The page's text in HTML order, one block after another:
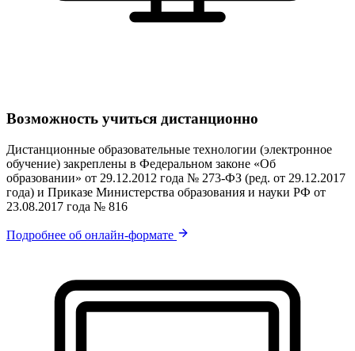
Возможность учиться дистанционно
Дистанционные образовательные технологии (электронное
обучение) закреплены в Федеральном законе «Об
образовании» от 29.12.2012 года № 273-ФЗ (ред. от 29.12.2017
года) и Приказе Министерства образования и науки РФ от
23.08.2017 года № 816
Подробнее об онлайн-формате